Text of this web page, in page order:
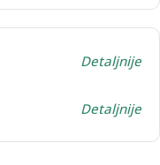
Detaljnije
Detaljnije